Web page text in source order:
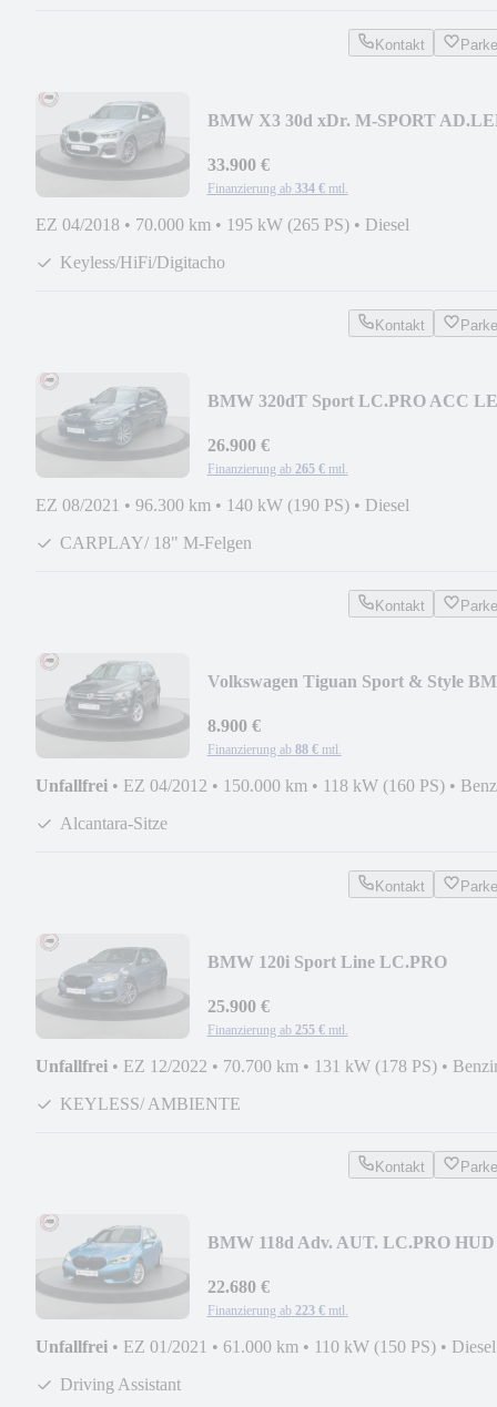
Kontakt
BMW X3 30d xDr. M-SPORT
33.900 €
Finanzierung ab 334 € mtl.
EZ 04/2018 • 70.000 km • 195 kW (265 PS) • Diesel
Keyless/HiFi/Digitacho
Kontakt
BMW 320dT Sport LC.PRO ACC
26.900 €
Finanzierung ab 265 € mtl.
EZ 08/2021 • 96.300 km • 140 kW (190 PS) • Diesel
CARPLAY/ 18" M-Felgen
Kontakt
Volkswagen Tiguan Sport & Style
8.900 €
Finanzierung ab 88 € mtl.
Unfallfrei • EZ 04/2012 • 150.000 km • 118 kW (160 PS) •
Alcantara-Sitze
Kontakt
BMW 120i Sport Line LC.PRO
25.900 €
Finanzierung ab 255 € mtl.
Unfallfrei • EZ 12/2022 • 70.700 km • 131 kW (178 PS) •
KEYLESS/ AMBIENTE
Kontakt
BMW 118d Adv. AUT. LC.PRO HUD
22.680 €
Finanzierung ab 223 € mtl.
Unfallfrei • EZ 01/2021 • 61.000 km • 110 kW (150 PS) • Diesel
Driving Assistant